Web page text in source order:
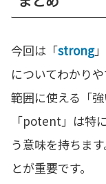
今回は「strong
についてわかり
範囲に使える「
「potent」は特
う意味を持ちま
とが重要です。